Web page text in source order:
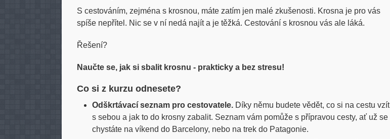
S cestováním, zejména s krosnou, máte zatím jen malé zkušenosti. Krosna je pro vás
spíše nepřítel. Nic se v ní nedá najít a je těžká. Cestování s krosnou vás ale láká.
Řešení?
Naučte se, jak si sbalit krosnu - prakticky a bez stresu!
Co si z kurzu odnesete?
Odškrtávací seznam pro cestovatele. Díky němu budete vědět, co si na cestu vzít
s sebou a jak to do krosny zabalit. Seznam vám pomůže s přípravou cesty, ať už se
chystáte na víkend do Barcelony, nebo na trek do Patagonie.